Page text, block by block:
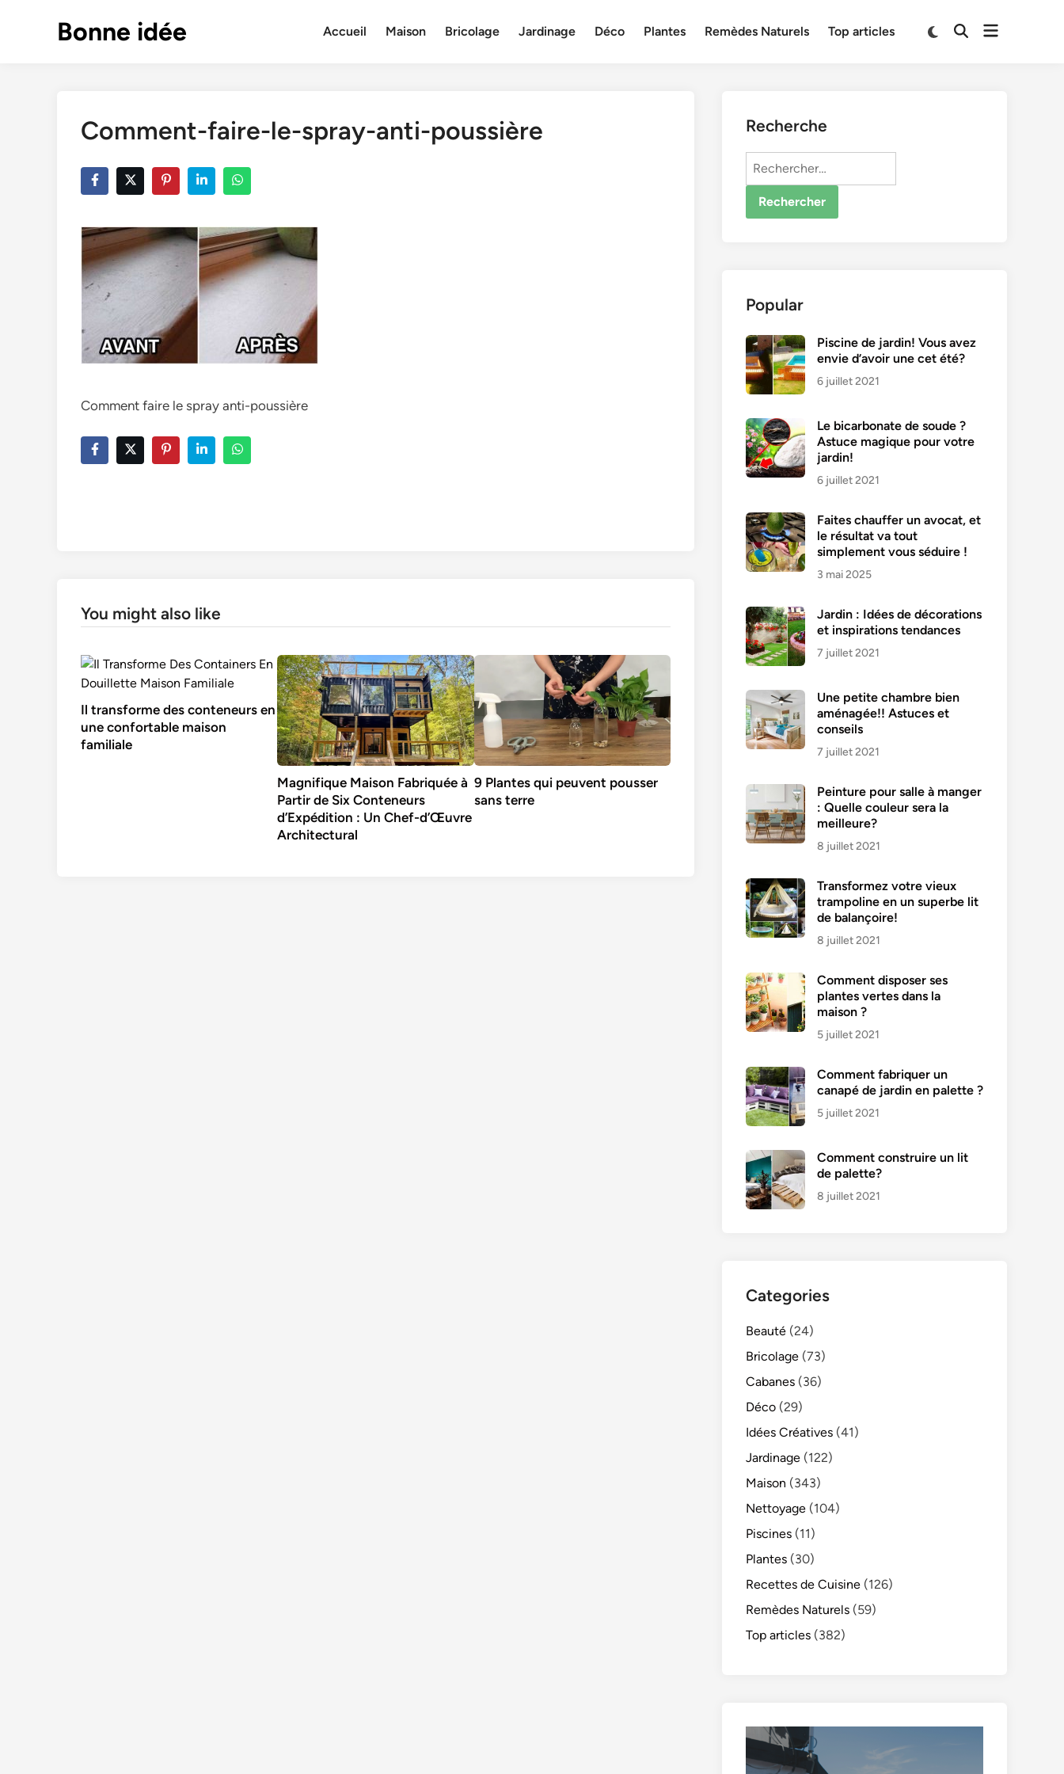
Bonne idée Accueil Maison Bricolage Jardinage Déco Plantes Remèdes Naturels Top articles
SwitchOpenOpen
Comment-faire-le-spray-anti-poussière
Comment faire le spray anti-poussière
You might also like
Il transforme des conteneurs en
une confortable maison
familiale
Magnifique Maison Fabriquée à
Partir de Six Conteneurs
d’Expédition : Un Chef-d’Œuvre
Architectural
9 Plantes qui peuvent pousser
sans terre
Recherche
Rechercher :
Popular
Piscine de jardin! Vous avez
envie d’avoir une cet été?
6 juillet 2021
Le bicarbonate de soude ?
Astuce magique pour votre
jardin!
6 juillet 2021
Faites chauffer un avocat, et
le résultat va tout
simplement vous séduire !
3 mai 2025
Jardin : Idées de décorations
et inspirations tendances
7 juillet 2021
Une petite chambre bien
aménagée!! Astuces et
conseils
7 juillet 2021
Peinture pour salle à manger
: Quelle couleur sera la
meilleure?
8 juillet 2021
Transformez votre vieux
trampoline en un superbe lit
de balançoire!
8 juillet 2021
Comment disposer ses
plantes vertes dans la
maison ?
5 juillet 2021
Comment fabriquer un
canapé de jardin en palette ?
5 juillet 2021
Comment construire un lit
de palette?
8 juillet 2021
Categories
Beauté (24)
Bricolage (73)
Cabanes (36)
Déco (29)
Idées Créatives (41)
Jardinage (122)
Maison (343)
Nettoyage (104)
Piscines (11)
Plantes (30)
Recettes de Cuisine (126)
Remèdes Naturels (59)
Top articles (382)